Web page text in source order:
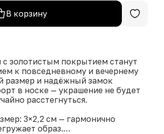
В корзину
золотистым покрытием станут
к повседневному и вечернему
размер и надёжный замок
в носке — украшение не будет
расстегнуться.
3×2,2 см — гармонично
образ.